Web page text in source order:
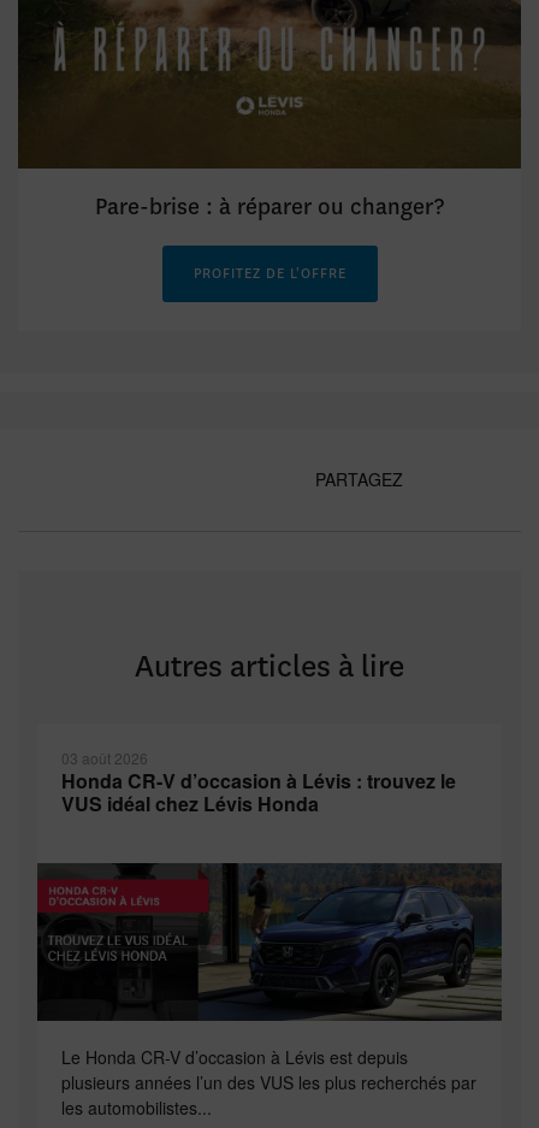
Pare-brise : à réparer ou changer?
PROFITEZ DE L'OFFRE
PARTAGEZ
Autres articles à lire
03 août 2026
Honda CR-V d’occasion à Lévis : trouvez le
VUS idéal chez Lévis Honda
Le Honda CR-V d’occasion à Lévis est depuis
plusieurs années l’un des VUS les plus recherchés par
les automobilistes...